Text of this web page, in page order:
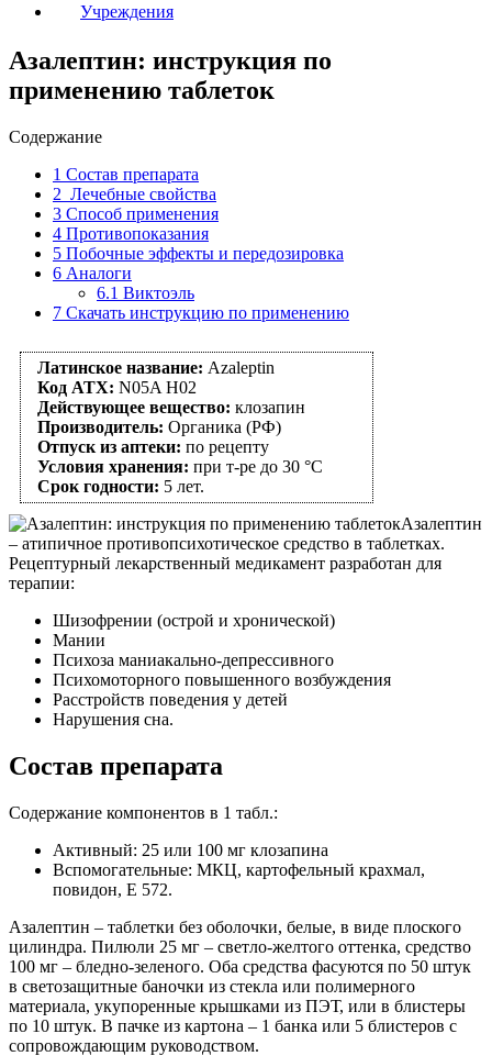
Учреждения
Азалептин: инструкция по
применению таблеток
Содержание
1 Состав препарата
2 Лечебные свойства
3 Способ применения
4 Противопоказания
5 Побочные эффекты и передозировка
6 Аналоги
6.1 Виктоэль
7 Скачать инструкцию по применению
Латинское название: Azaleptin
Код АТХ: N05A H02
Действующее вещество: клозапин
Производитель: Органика (РФ)
Отпуск из аптеки: по рецепту
Условия хранения: при т-ре до 30 °C
Срок годности: 5 лет.
Азалептин
– атипичное противопсихотическое средство в таблетках.
Рецептурный лекарственный медикамент разработан для
терапии:
Шизофрении (острой и хронической)
Мании
Психоза маниакально-депрессивного
Психомоторного повышенного возбуждения
Расстройств поведения у детей
Нарушения сна.
Состав препарата
Содержание компонентов в 1 табл.:
Активный: 25 или 100 мг клозапина
Вспомогательные: МКЦ, картофельный крахмал,
повидон, Е 572.
Азалептин – таблетки без оболочки, белые, в виде плоского
цилиндра. Пилюли 25 мг – светло-желтого оттенка, средство
100 мг – бледно-зеленого. Оба средства фасуются по 50 штук
в светозащитные баночки из стекла или полимерного
материала, укупоренные крышками из ПЭТ, или в блистеры
по 10 штук. В пачке из картона – 1 банка или 5 блистеров с
сопровождающим руководством.